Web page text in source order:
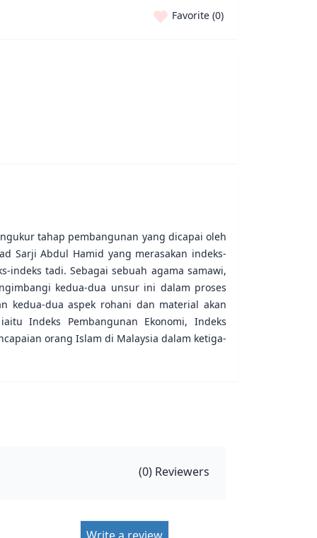
Favorite (0)
tahap pembangunan yang dicapai oleh
Sarji Abdul Hamid yang merasakan indeks-
tadi. Sebagai sebuah agama samawi,
kedua-dua unsur ini dalam proses
kedua-dua aspek rohani dan material akan
Indeks Pembangunan Ekonomi, Indeks
orang Islam di Malaysia dalam ketiga-
(0) Reviewers